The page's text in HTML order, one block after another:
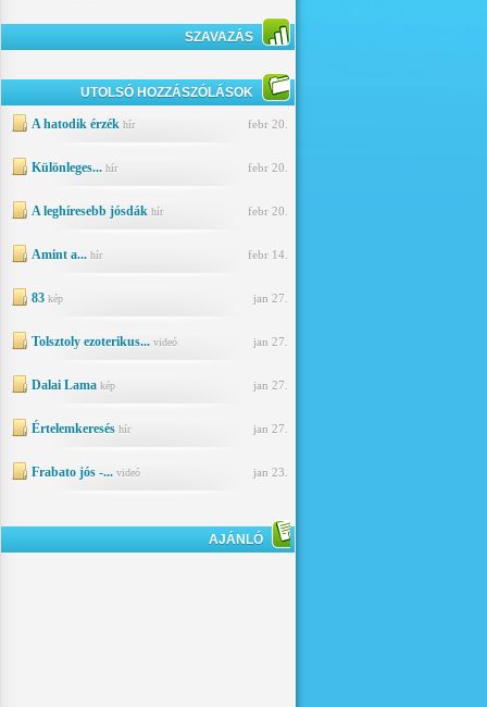
SZAVAZÁS
UTOLSÓ HOZZÁSZÓLÁSOK
A hatodik érzék hír febr 20.
Különleges... hír febr 20.
A leghíresebb jósdák hír febr 20.
Amint a... hír febr 14.
83 kép jan 27.
Tolsztoly ezoterikus... videó jan 27.
Dalai Lama kép jan 27.
Értelemkeresés hír jan 27.
Frabato jós -... videó jan 23.
AJÁNLÓ